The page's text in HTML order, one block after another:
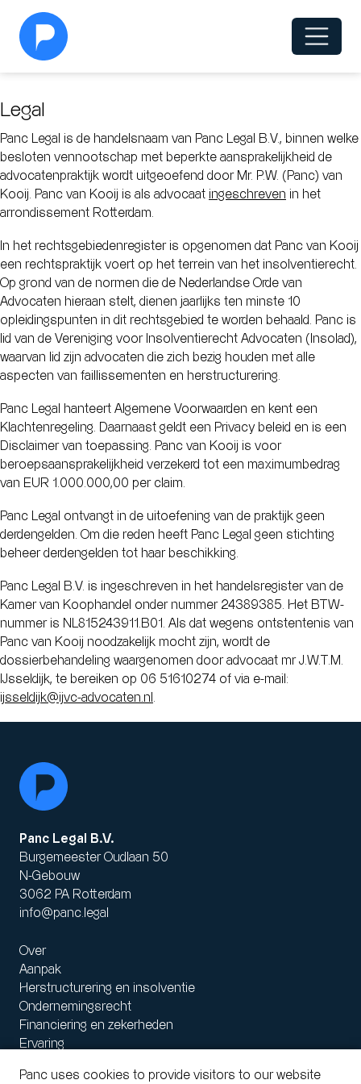
Legal
Panc Legal is de handelsnaam van Panc Legal B.V., binnen welke
besloten vennootschap met beperkte aansprakelijkheid de
advocatenpraktijk wordt uitgeoefend door Mr. P.W. (Panc) van
Kooij. Panc van Kooij is als advocaat ingeschreven in het
arrondissement Rotterdam.
In het rechtsgebiedenregister is opgenomen dat Panc van Kooij
een rechtspraktijk voert op het terrein van het insolventierecht.
Op grond van de normen die de Nederlandse Orde van
Advocaten hieraan stelt, dienen jaarlijks ten minste 10
opleidingspunten in dit rechtsgebied te worden behaald. Panc is
lid van de Vereniging voor Insolventierecht Advocaten (Insolad),
waarvan lid zijn advocaten die zich bezig houden met alle
aspecten van faillissementen en herstructurering.
Panc Legal hanteert Algemene Voorwaarden en kent een
Klachtenregeling. Daarnaast geldt een Privacy beleid en is een
Disclaimer van toepassing. Panc van Kooij is voor
beroepsaansprakelijkheid verzekerd tot een maximumbedrag
van EUR 1.000.000,00 per claim.
Panc Legal ontvangt in de uitoefening van de praktijk geen
derdengelden. Om die reden heeft Panc Legal geen stichting
beheer derdengelden tot haar beschikking.
Panc Legal B.V. is ingeschreven in het handelsregister van de
Kamer van Koophandel onder nummer 24389385. Het BTW-
nummer is NL815243911.B01. Als dat wegens ontstentenis van
Panc van Kooij noodzakelijk mocht zijn, wordt de
dossierbehandeling waargenomen door advocaat mr J.W.T.M.
IJsseldijk, te bereiken op 06 51610274 of via e-mail:
ijsseldijk@ijvc-advocaten.nl .
Panc Legal B.V.
Burgemeester Oudlaan 50
N-Gebouw
3062 PA Rotterdam
info@panc.legal
Over
Aanpak
Herstructurering en insolventie
Ondernemingsrecht
Financiering en zekerheden
Ervaring
Algemene voorwaarden Disclaimer Interne klachtenregeling
Panc uses cookies to provide visitors to our website